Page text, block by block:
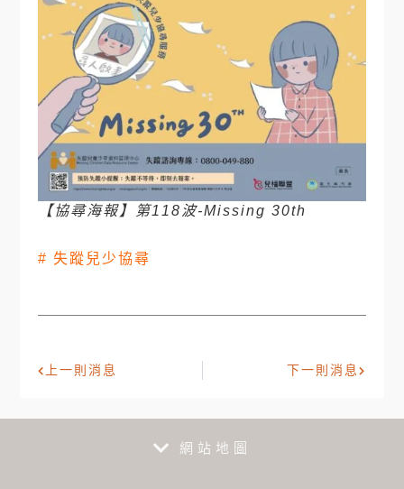
【協尋海報】第118波-Missing 30th
# 失蹤兒少協尋
上一則消息 下一則消息
網站地圖